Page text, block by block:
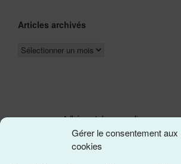
Gérer le consentement aux
cookies
Articles archivés
Adhérer et donner en ligne
Les statuts de l'asso